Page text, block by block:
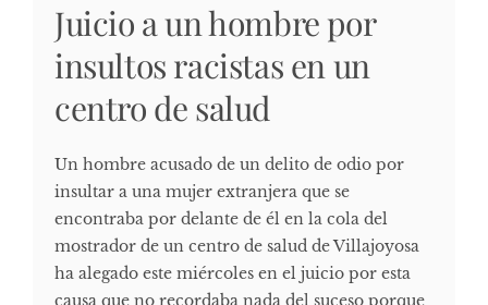
Juicio a un hombre por
insultos racistas en un
centro de salud
Un hombre acusado de un delito de odio por
insultar a una mujer extranjera que se
encontraba por delante de él en la cola del
mostrador de un centro de salud de Villajoyosa
ha alegado este miércoles en el juicio por esta
causa que no recordaba nada del suceso porque